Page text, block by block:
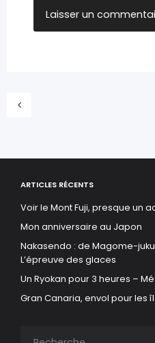
ARTICLES RÉCENTS
Voir le Mont Fuji, presque un
Mon anniversaire au Japon
Nakasendo : de Magome-
L’épreuve des glaces
Un Ryokan pour 3 heures –
Gran Canaria, envol pour les